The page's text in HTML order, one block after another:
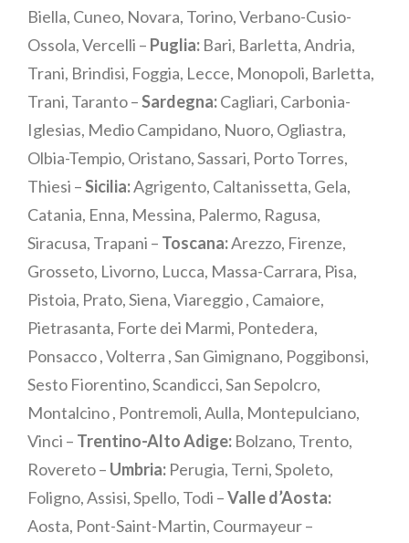
Biella, Cuneo, Novara, Torino, Verbano-Cusio-
Ossola, Vercelli – Puglia: Bari, Barletta, Andria,
Trani, Brindisi, Foggia, Lecce, Monopoli, Barletta,
Trani, Taranto –Sardegna:Cagliari, Carbonia-
Iglesias, Medio Campidano, Nuoro, Ogliastra,
Olbia-Tempio, Oristano, Sassari, Porto Torres,
Thiesi –Sicilia:Agrigento, Caltanissetta, Gela,
Catania, Enna, Messina, Palermo, Ragusa,
Siracusa, Trapani – Toscana:Arezzo, Firenze,
Grosseto, Livorno, Lucca, Massa-Carrara, Pisa,
Pistoia, Prato, Siena, Viareggio , Camaiore,
Pietrasanta, Forte dei Marmi, Pontedera,
Ponsacco , Volterra , San Gimignano, Poggibonsi,
Sesto Fiorentino, Scandicci, San Sepolcro,
Montalcino , Pontremoli, Aulla, Montepulciano,
Vinci – Trentino-Alto Adige: Bolzano, Trento,
Rovereto – Umbria: Perugia, Terni, Spoleto,
Foligno, Assisi, Spello, Todi –Valle d’Aosta:
Aosta, Pont-Saint-Martin, Courmayeur –